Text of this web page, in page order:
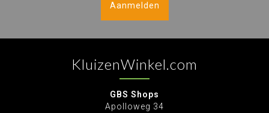
Aanmelden
KluizenWinkel.com
GBS Shops
Apolloweg 34